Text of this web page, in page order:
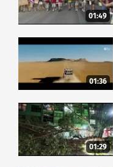
01:49
01:36
01:29